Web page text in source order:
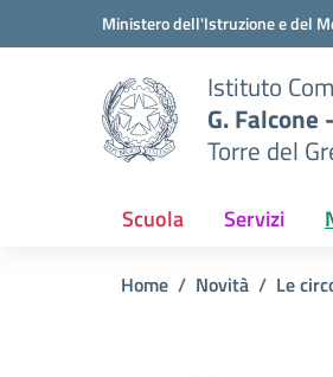
Vai ai contenuti
Vai al menu di navigazioneMinistero dell'Istruzione e del
Istituto
G. Falcone
Torre del
Scuola Servizi
Home Novità Le